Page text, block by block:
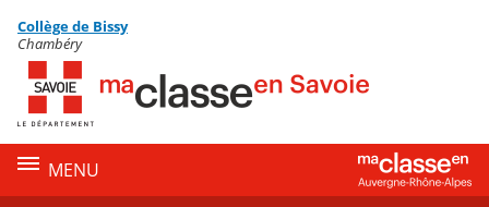
Menu de la rubrique
Contenu
Collège de Bissy
Chambéry
MENU